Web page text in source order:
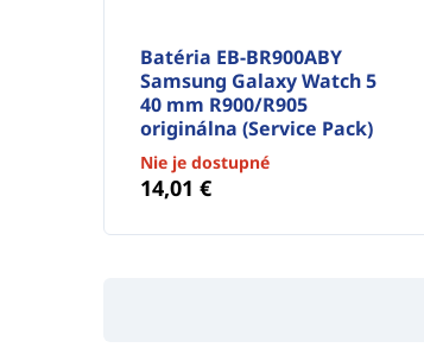
Batéria EB-BR900ABY
Samsung Galaxy Watch 5
40 mm R900/R905
originálna (Service Pack)
Nie je dostupné
14,01 €